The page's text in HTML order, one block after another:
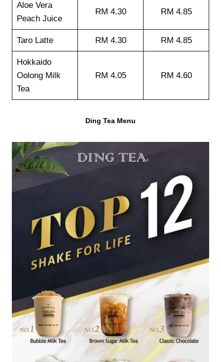
Aloe Vera
Peach Juice
RM 4.30 RM 4.85
Taro Latte RM 4.30 RM 4.85
Hokkaido
Oolong Milk
Tea
RM 4.05 RM 4.60
Ding Tea Menu